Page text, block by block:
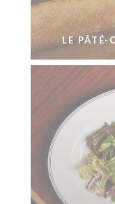
LE PÂTÉ-